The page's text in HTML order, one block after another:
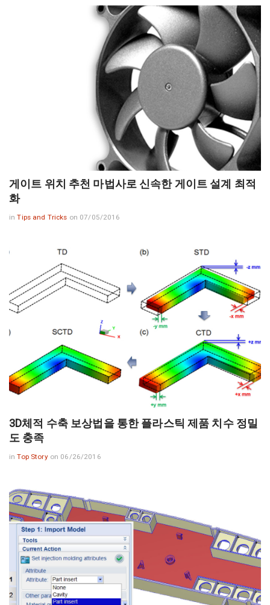
게이트 위치 추천 마법사로 신속한 게이트 설계 최적
화
inTips and Tricks on 07/05/2016
3D체적 수축 보상법을 통한 플라스틱 제품 치수 정밀
도 충족
inTop Story on 06/26/2016